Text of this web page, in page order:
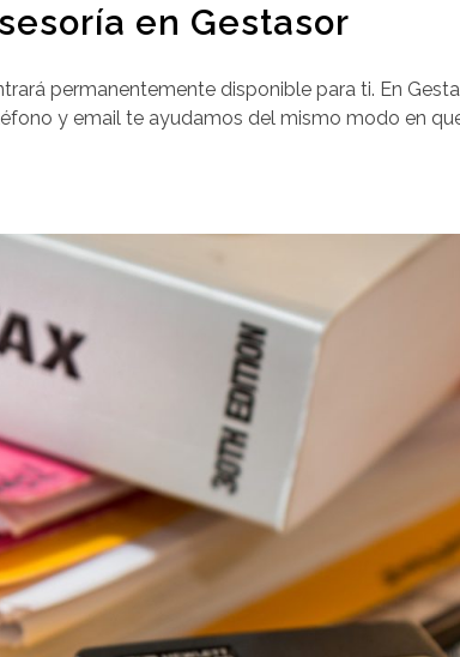
en Gestasor
permanentemente disponible para ti. En
y email te ayudamos del mismo modo en